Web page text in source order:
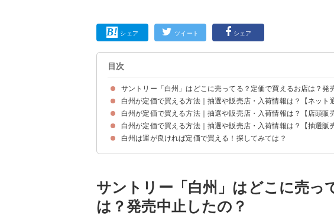
シェア ツイート シェア
目次
サントリー「白州」はどこに売ってる？定価で買えるお店は？発
終売はしていないが品薄により入手が非常に困難である
白州を店頭で見つけることはかなり珍しい
白州が定価で買える方法｜抽選や販売店・入荷情報は？【ネット
①Amazon
②楽天市場
③Yahoo！ショッピング
④au PAYマーケット
⑤XPRICE
⑥酒類ドットコム
⑦さとふる
白州が定価で買える方法｜抽選や販売店・入荷情報は？【店頭販
①コンビニ（180ml 1254円）
②ドンキホーテ（4950円～）
③やまやなど酒店
④イオン（4950円）
⑤ビックカメラ（4950円～）
白州が定価で買える方法｜抽選や販売店・入荷情報は？【抽選販
①伊勢丹新宿店
②JR京都伊勢丹
③ビックカメラ
白州は運が良ければ定価で買える！探してみては？
サントリー「白州」はどこに売っ
は？発売中止したの？